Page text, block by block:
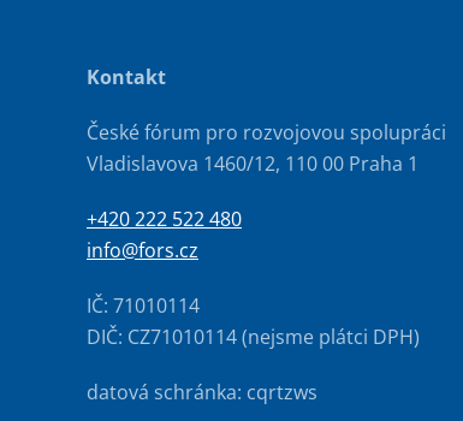
Kontakt
České fórum pro rozvojovou spolupráci
Vladislavova 1460/12, 110 00 Praha 1
+420 222 522 480
info@fors.cz
IČ: 71010114
DIČ: CZ71010114 (nejsme plátci DPH)
datová schránka: cqrtzws